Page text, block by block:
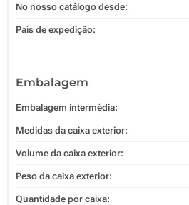
No nosso catálogo desde:
País de expedição:
Embalagem
Embalagem intermédia:
Medidas da caixa exterior:
Volume da caixa exterior:
Peso da caixa exterior:
Quantidade por caixa: